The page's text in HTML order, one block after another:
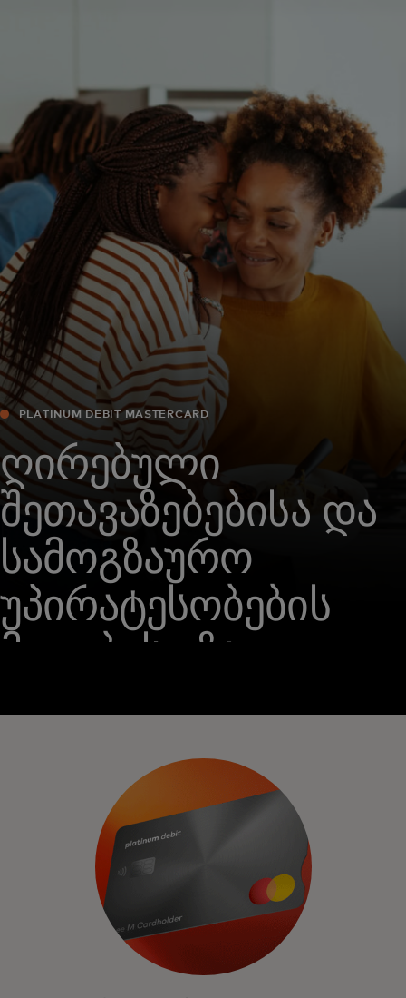
ბიზნესისთვის
მსოფლიოსთვის
ინოვატორებისთვის
სიახლეები და ტენდენციები
PLATINUM DEBIT MASTERCARD
ღირებული
შეთავაზებებისა და
სამოგზაურო
უპირატესობების
მიღების გზა